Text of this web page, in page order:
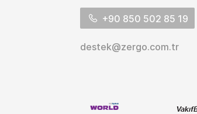
+90 850 502 85 19
destek@zergo.com.tr